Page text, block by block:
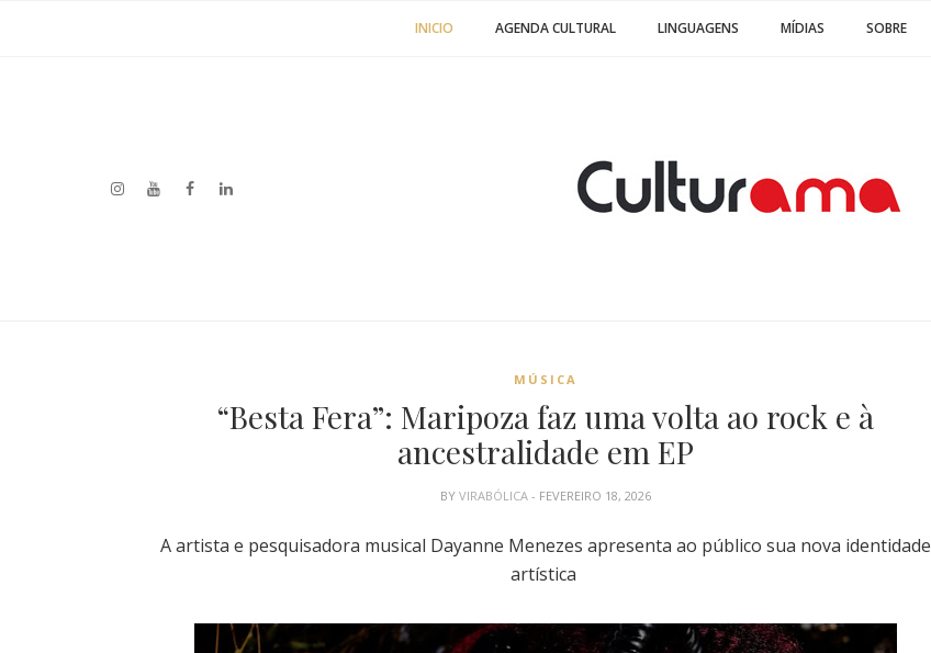
INICIO AGENDA CULTURAL LINGUAGENS MÍDIAS SOBRE
MÚSICA
“Besta Fera”: Maripoza faz uma volta ao rock e à
ancestralidade em EP
BY VIRABÓLICA - FEVEREIRO 18, 2026
A artista e pesquisadora musical Dayanne Menezes apresenta ao público sua nova identidade
artística